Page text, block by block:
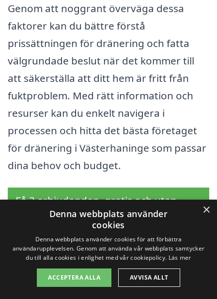
Genom att noggrant överväga dessa
faktorer kan du bättre förstå
prissättningen för dränering och fatta
välgrundade beslut när det kommer till
att säkerställa att ditt hem är fritt från
fuktproblem. Med rätt information och
resurser kan du enkelt navigera i
processen och hitta det bästa företaget
för dränering i Västerhaninge som passar
dina behov och budget.
Få 3 erbjudanden, gratis och utan
förpliktelser
Sök efter en
×
Denna webbplats använder
cookies
Denna webbplats använder cookies för att förbättra
användarupplevelsen. Genom att använda vår webbplats samtycker
du till alla cookies i enlighet med vår cookiepolicy. Läs mer
ACCEPTERA ALLA AVVISA ALLT